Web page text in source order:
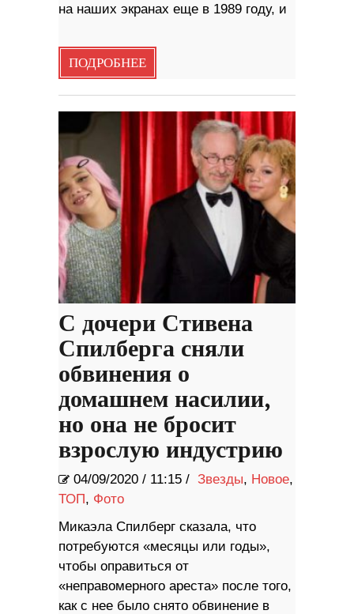
на наших экранах еще в 1989 году, и
ПОДРОБНЕЕ
С дочери Стивена
Спилберга сняли
обвинения о
домашнем насилии,
но она не бросит
взрослую индустрию
04/09/2020 / 11:15 / Звезды, Новое,
ТОП, Фото
Микаэла Спилберг сказала, что
потребуются «месяцы или годы»,
чтобы оправиться от
«неправомерного ареста» после того,
как с нее было снято обвинение в